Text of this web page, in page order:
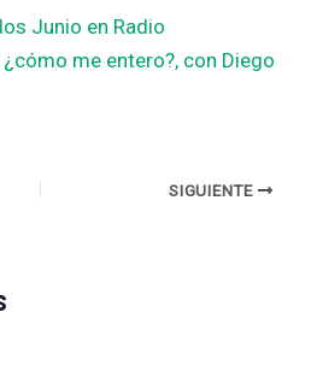
Junio en Radio
me entero?, con Diego
SIGUIENTE